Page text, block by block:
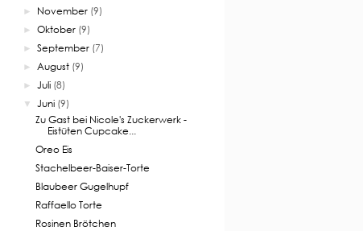
► November (9)
►Oktober (9)
►September (7)
►August (9)
►Juli (8)
▼ Juni (9)
Zu Gast bei Nicole's Zuckerwerk -
Eistüten Cupcake...
Oreo Eis
Stachelbeer-Baiser-Torte
Blaubeer Gugelhupf
Raffaello Torte
Rosinen Brötchen